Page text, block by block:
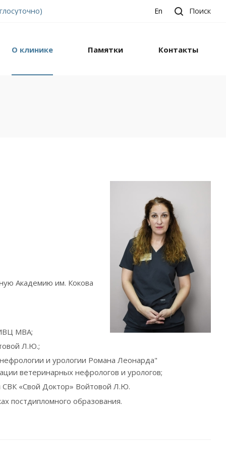
En Поиск
О клинике Памятки Контакты
Академию им. Кокова
МВА;
Л.Ю.;
и урологии Романа Леонарда"
ветеринарных нефрологов и урологов;
СВК «Свой Доктор» Войтовой Л.Ю.
постдипломного образования.